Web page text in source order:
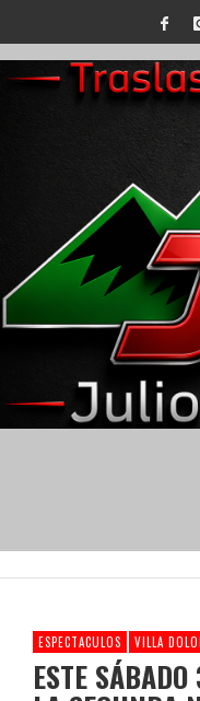
ESPECTACULOS VILLA
ESTE